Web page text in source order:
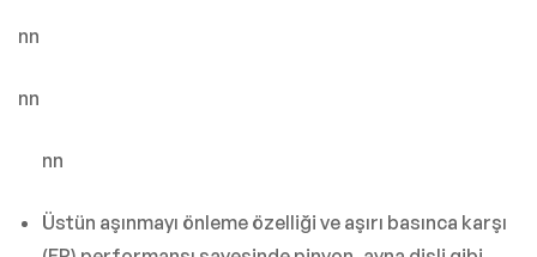
nn
nn
nn
Üstün aşınmayı önleme özelliği ve aşırı basınca karşı